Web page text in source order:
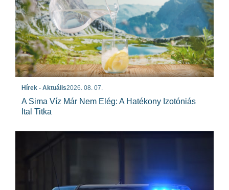
Hírek - Aktuális2026. 08. 07.
A Sima Víz Már Nem Elég: A Hatékony Izotóniás
Ital Titka